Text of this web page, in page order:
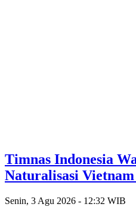
Timnas Indonesia
Naturalisasi
Senin, 3 Agu 2026 - 12:32 WIB